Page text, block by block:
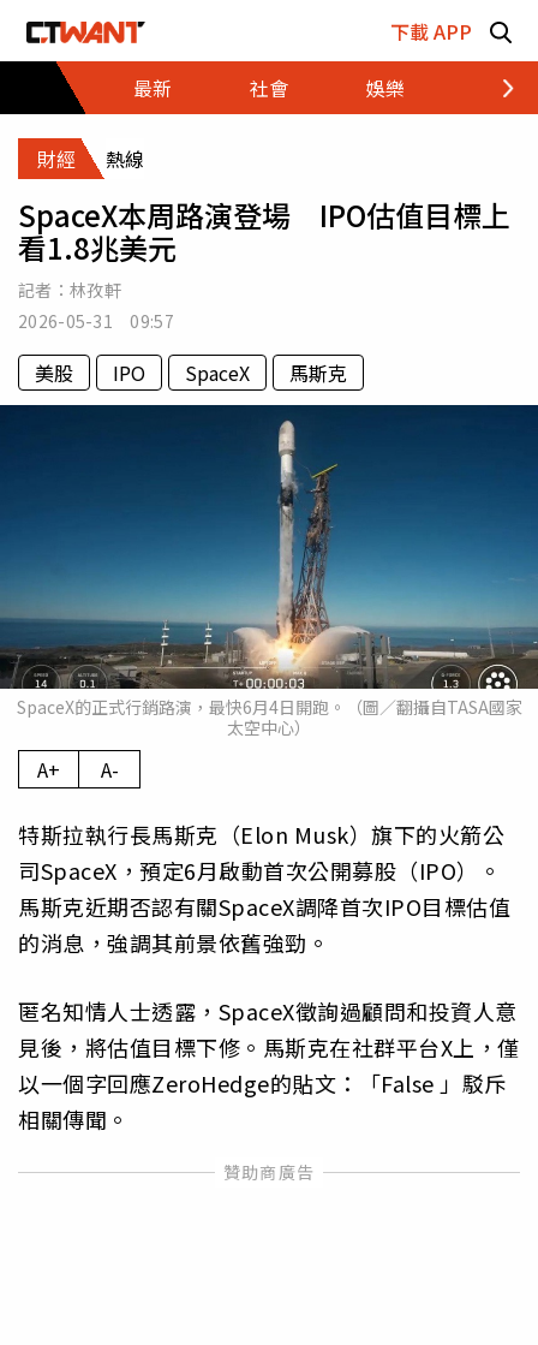
下載 APP
最新
社會 娛樂 財經
財經 熱線
SpaceX本周路演登場 IPO估值目標上
看1.8兆美元
記者： 林孜軒
2026-05-31 09:57
美股 IPO SpaceX 馬斯克
SpaceX的正式行銷路演，最快6月4日開跑。（圖／翻攝自TASA國家
太空中心）
A+ A-
特斯拉執行長馬斯克（Elon Musk）旗下的火箭公
司SpaceX，預定6月啟動首次公開募股（IPO）。
馬斯克近期否認有關SpaceX調降首次IPO目標估值
的消息，強調其前景依舊強勁。
匿名知情人士透露，SpaceX徵詢過顧問和投資人意
見後，將估值目標下修。馬斯克在社群平台X上，僅
以一個字回應ZeroHedge的貼文：「False 」駁斥
相關傳聞。